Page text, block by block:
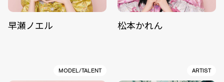
早瀬ノエル 松本かれん
MODEL/TALENT ARTIST